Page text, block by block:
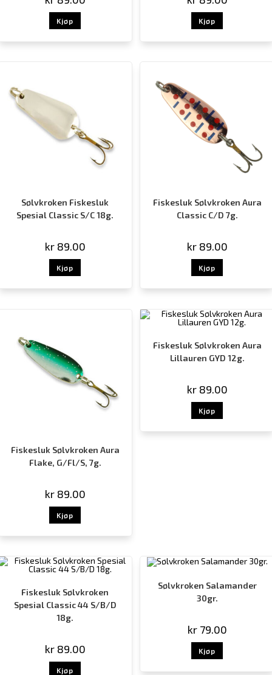
Kjøp Kjøp
Sølvkroken Fiskesluk
Spesial Classic S/C 18g.
kr89.00
Kjøp
Fiskesluk Sølvkroken Aura
Classic C/D 7g.
kr89.00
Kjøp
Fiskesluk Sølvkroken Aura
Flake, G/Fl/S, 7g.
kr89.00
Kjøp
Fiskesluk Sølvkroken Aura
Lillauren GYD 12g.
kr89.00
Kjøp
Fiskesluk Sølvkroken
Spesial Classic 44 S/B/D
18g.
kr89.00
Kjøp
Sølvkroken Salamander
30gr.
kr79.00
Kjøp